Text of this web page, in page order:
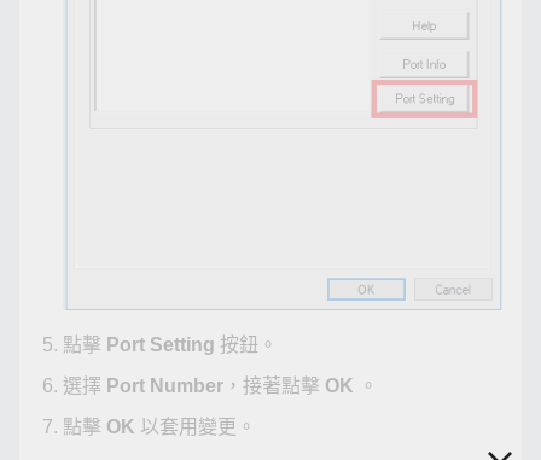
點擊 Port Setting 按鈕。
選擇 Port Number ，接著點擊 OK 。
點擊 OK 以套用變更。